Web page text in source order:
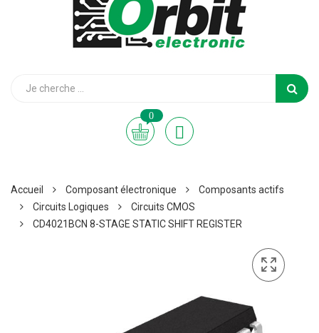
0
Accueil Composant électronique
Composants actifs
Circuits Logiques
Circuits CMOS
CD4021BCN 8-STAGE STATIC SHIFT REGISTER